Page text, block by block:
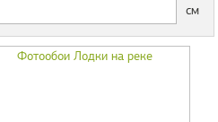
см